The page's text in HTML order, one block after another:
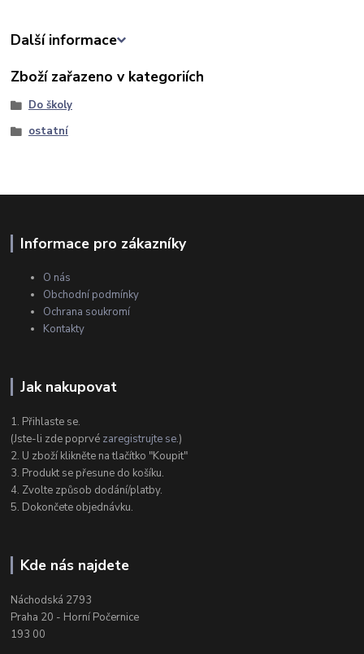
Další informace
Zboží zařazeno v kategoriích
Do školy
ostatní
Informace pro zákazníky
O nás
Obchodní podmínky
Ochrana soukromí
Kontakty
Jak nakupovat
1. Přihlaste se.
(Jste-li zde poprvé zaregistrujte se.)
2. U zboží klikněte na tlačítko "Koupit"
3. Produkt se přesune do košíku.
4. Zvolte způsob dodání/platby.
5. Dokončete objednávku.
Kde nás najdete
Náchodská 2793
Praha 20 - Horní Počernice
193 00